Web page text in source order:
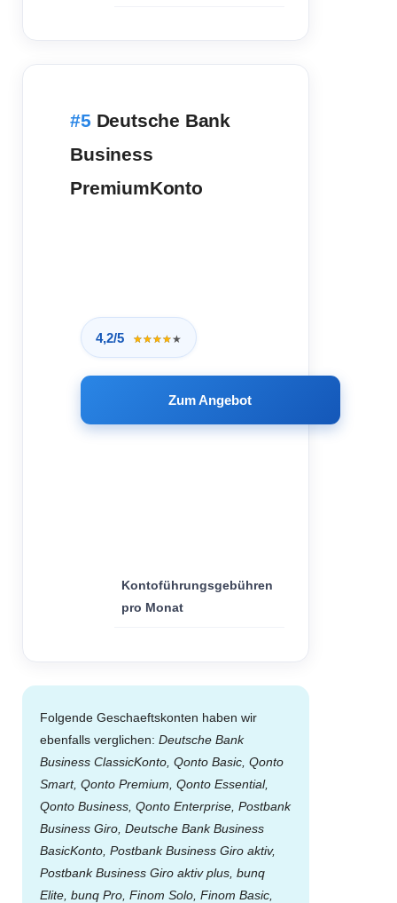
Deutsche Bank
Business
PremiumKonto
4,2/5 ★★★★★
★★★★★
Zum Angebot
Kontoführungsgebühren
pro Monat
Folgende Geschaeftskonten haben wir
ebenfalls verglichen:Deutsche Bank
Business ClassicKonto, Qonto Basic, Qonto
Smart, Qonto Premium, Qonto Essential,
Qonto Business, Qonto Enterprise, Postbank
Business Giro, Deutsche Bank Business
BasicKonto, Postbank Business Giro aktiv,
Postbank Business Giro aktiv plus, bunq
Elite, bunq Pro, Finom Solo, Finom Basic,